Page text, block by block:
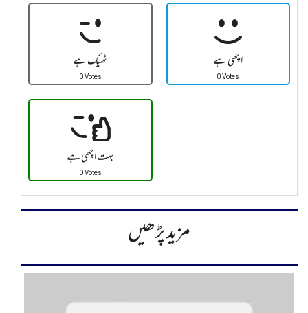
ٹھیک ہے
0 Votes
اچھی ہے
0 Votes
بہت اچھی ہے
0 Votes
مزید پڑھیں